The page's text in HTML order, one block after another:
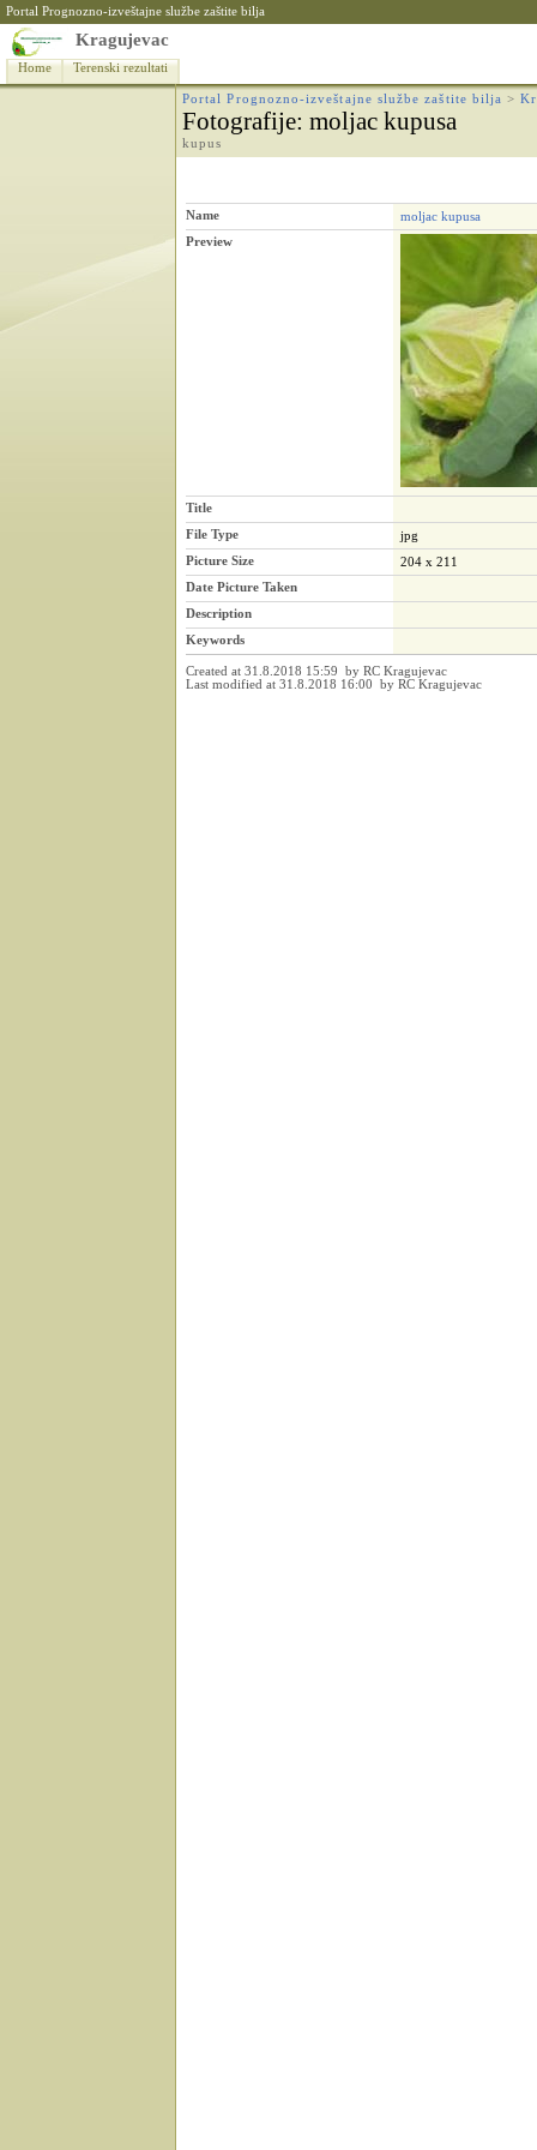
Portal Prognozno-izveštajne službe zaštite bilja
Kragujevac
Home Terenski rezultati
Portal Prognozno-izveštajne službe zaštite bilja >
Fotografije: moljac kupusa
kupus
Name
moljac kupusa
Preview
Title
File Type
jpg
Picture Size
204 x 211
Date Picture Taken
Description
Keywords
Created at 31.8.2018 15:59 by RC Kragujevac
Last modified at 31.8.2018 16:00 by RC Kragujevac